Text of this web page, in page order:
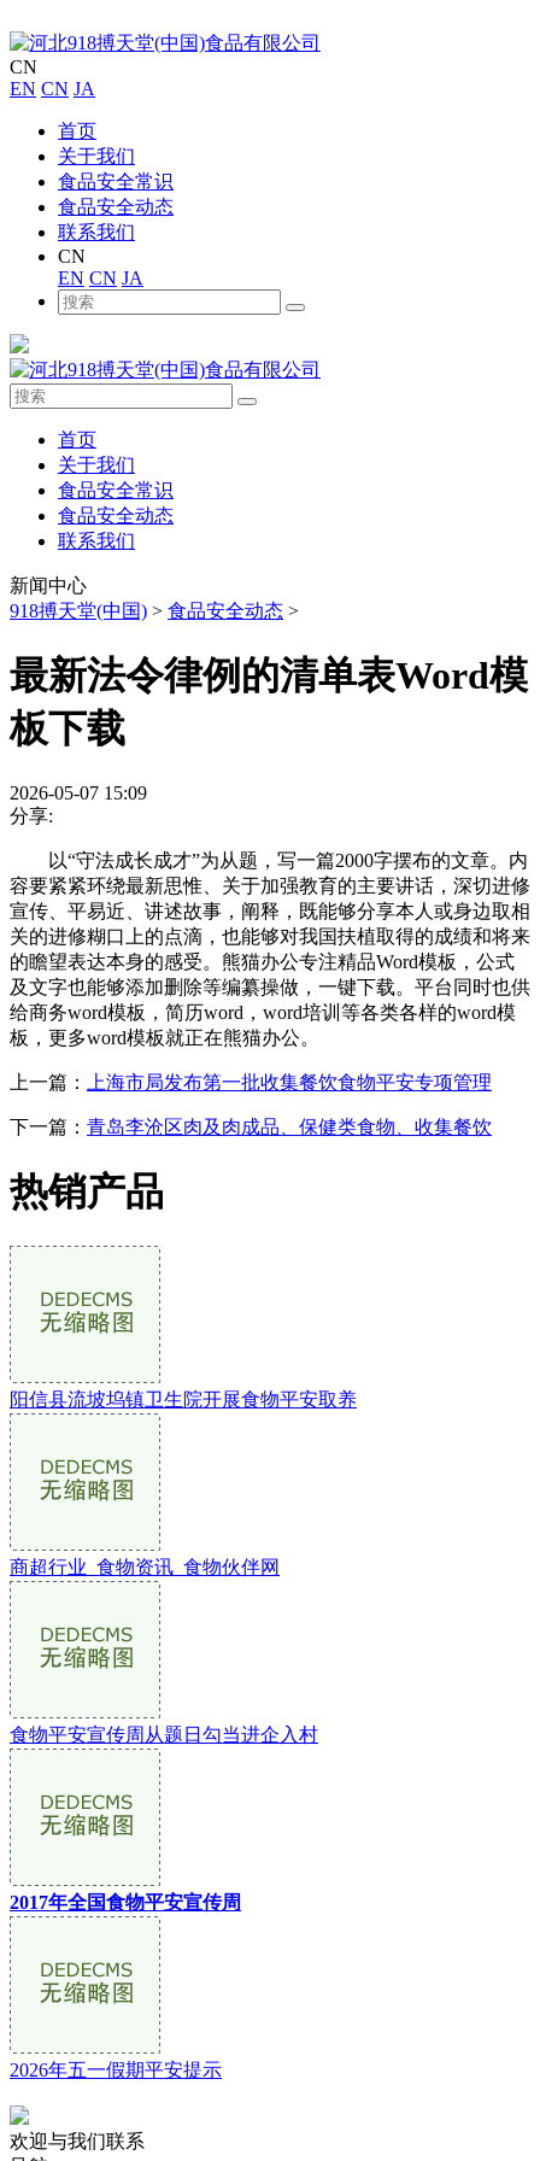
CN
EN CN JA
首页
关于我们
食品安全常识
食品安全动态
联系我们
CN
EN CN JA
首页
关于我们
食品安全常识
食品安全动态
联系我们
新闻中心
918搏天堂(中国) > 食品安全动态 >
最新法令律例的清单表Word模
板下载
2026-05-07 15:09
分享:
以“守法成长成才”为从题，写一篇2000字摆布的文章。内
容要紧紧环绕最新思惟、关于加强教育的主要讲话，深切进修
宣传、平易近、讲述故事，阐释，既能够分享本人或身边取相
关的进修糊口上的点滴，也能够对我国扶植取得的成绩和将来
的瞻望表达本身的感受。熊猫办公专注精品Word模板，公式
及文字也能够添加删除等编纂操做，一键下载。平台同时也供
给商务word模板，简历word，word培训等各类各样的word模
板，更多word模板就正在熊猫办公。
上一篇： 上海市局发布第一批收集餐饮食物平安专项管理
下一篇： 青岛李沧区肉及肉成品、保健类食物、收集餐饮
热销产品
阳信县流坡坞镇卫生院开展食物平安取养
商超行业_食物资讯_食物伙伴网
食物平安宣传周从题日勾当进企入村
2017年全国食物平安宣传周
2026年五一假期平安提示
欢迎与我们联系